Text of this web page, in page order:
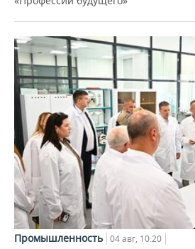
Промышленность 04 авг, 10:20